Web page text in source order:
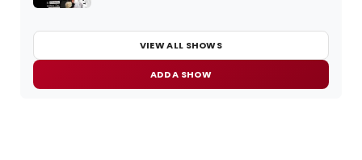
VIEW ALL SHOWS
ADD A SHOW